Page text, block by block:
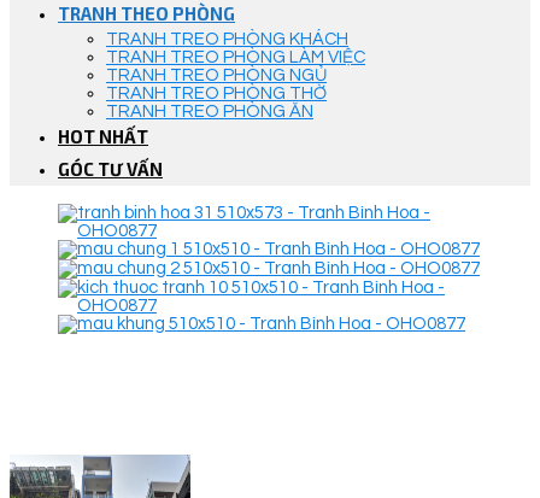
TRANH THEO PHÒNG
TRANH TREO PHÒNG KHÁCH
TRANH TREO PHÒNG LÀM VIỆC
TRANH TREO PHÒNG NGỦ
TRANH TREO PHÒNG THỜ
TRANH TREO PHÒNG ĂN
HOT NHẤT
GÓC TƯ VẤN